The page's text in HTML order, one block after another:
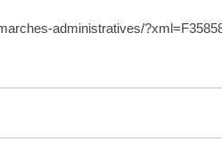
administratives/